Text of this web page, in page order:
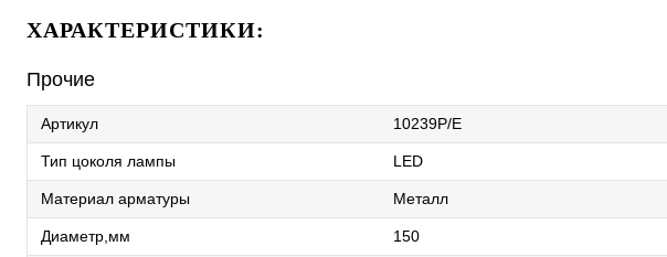
ХАРАКТЕРИСТИКИ:
Прочие
Артикул 10239P/E
Тип цоколя лампы LED
Материал арматуры Металл
Диаметр,мм 150